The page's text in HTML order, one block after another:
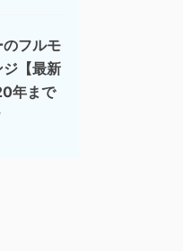
のフルモ
【最新
年まで